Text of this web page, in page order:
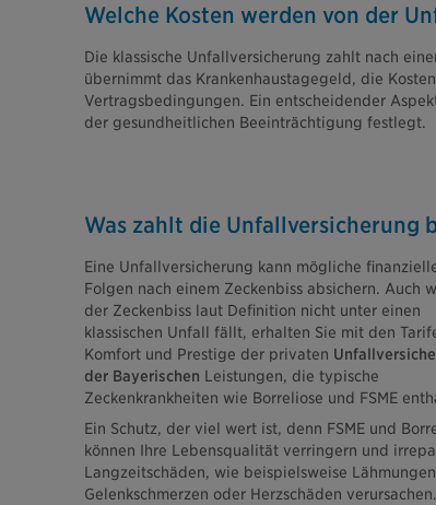
Welche Kosten werden von der
Die klassische Unfallversicherung zahlt nach
übernimmt das Krankenhaustagegeld, die
Vertragsbedingungen. Ein entscheidender
der gesundheitlichen Beeinträchtigung festlegt.
Was zahlt die Unfallversicherung
Eine Unfallversicherung kann mögliche
Folgen nach einem Zeckenbiss absichern. Auch
der Zeckenbiss laut Definition nicht unter einen
klassischen Unfall fällt, erhalten Sie mit den
Komfort und Prestige der privaten
der Bayerischen Leistungen, die typische
Zeckenkrankheiten wie Borreliose und FSME
Ein Schutz, der viel wert ist, denn FSME und
können Ihre Lebensqualität verringern und
Langzeitschäden, wie beispielsweise
Gelenkschmerzen oder Herzschäden verursachen.